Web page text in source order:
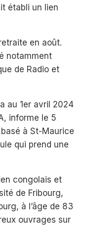
établi un lien
en août.
notamment
de Radio et
au 1er avril 2024
informe le 5
à St-Maurice
qui prend une
congolais et
de Fribourg,
à l’âge de 83
ouvrages sur